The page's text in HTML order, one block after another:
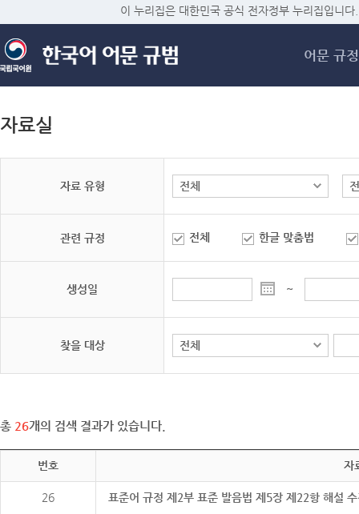
메
이 누리집은 대한민국 공식 전자정부 누리집입니다.
어문 규정
자료실
자료 유형
관련 규정 전체 한글 맞춤법
생성일 ~
찾을 대상
총 26개의 검색 결과가 있습니다.
번호 자
26 표준어 규정 제2부 표준 발음법 제5장 제22항 해설